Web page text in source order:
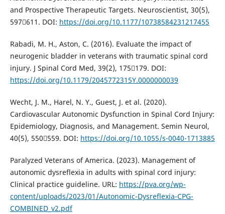
and Prospective Therapeutic Targets. Neuroscientist, 30(5),
597611. DOI: https://doi.org/10.1177/10738584231217455
Rabadi, M. H., Aston, C. (2016). Evaluate the impact of
neurogenic bladder in veterans with traumatic spinal cord
injury. J Spinal Cord Med, 39(2), 175179. DOI:
https://doi.org/10.1179/2045772315Y.0000000039
Wecht, J. M., Harel, N. Y., Guest, J. et al. (2020).
Cardiovascular Autonomic Dysfunction in Spinal Cord Injury:
Epidemiology, Diagnosis, and Management. Semin Neurol,
40(5), 550559. DOI: https://doi.org/10.1055/s-0040-1713885
Paralyzed Veterans of America. (2023). Management of
autonomic dysreflexia in adults with spinal cord injury:
Clinical practice guideline. URL: https://pva.org/wp-
content/uploads/2023/01/Autonomic-Dysreflexia-CPG-
COMBINED_v2.pdf